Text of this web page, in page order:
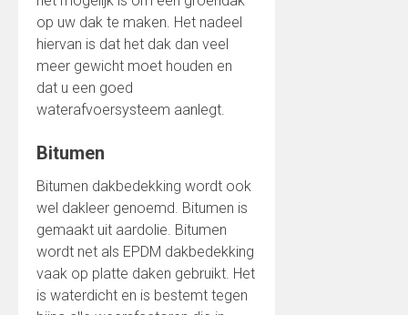
op uw dak te maken. Het nadeel
hiervan is dat het dak dan veel
meer gewicht moet houden en
dat u een goed
waterafvoersysteem aanlegt.
Bitumen
Bitumen dakbedekking wordt ook
wel dakleer genoemd. Bitumen is
gemaakt uit aardolie. Bitumen
wordt net als EPDM dakbedekking
vaak op platte daken gebruikt. Het
is waterdicht en is bestemt tegen